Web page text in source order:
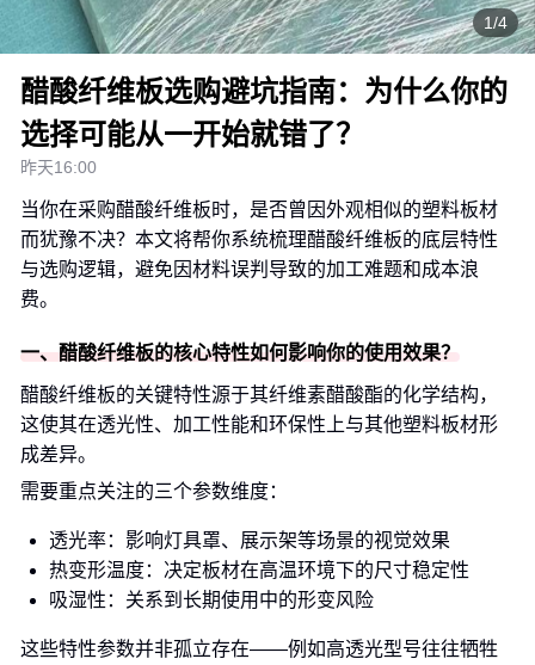
1/4
醋酸纤维板选购避坑指南：为什么你的
选择可能从一开始就错了？
昨天16:00
当你在采购醋酸纤维板时，是否曾因外观相似的塑料板材
而犹豫不决？本文将帮你系统梳理醋酸纤维板的底层特性
与选购逻辑，避免因材料误判导致的加工难题和成本浪
费。
一、醋酸纤维板的核心特性如何影响你的使用效果？
醋酸纤维板的关键特性源于其纤维素醋酸酯的化学结构，
这使其在透光性、加工性能和环保性上与其他塑料板材形
成差异。
需要重点关注的三个参数维度：
透光率：影响灯具罩、展示架等场景的视觉效果
热变形温度：决定板材在高温环境下的尺寸稳定性
吸湿性：关系到长期使用中的形变风险
这些特性参数并非孤立存在——例如高透光型号往往牺牲